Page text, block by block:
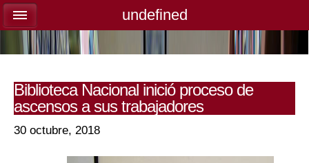
Biblioteca Nacional inició proceso de
ascensos a sus trabajadores
30 octubre, 2018
undefined
undefined